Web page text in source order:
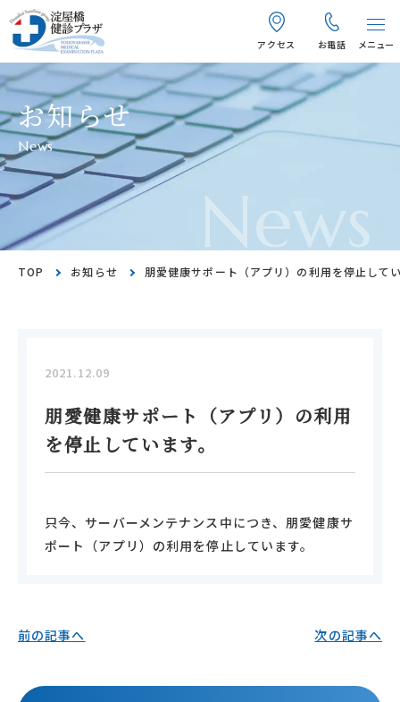
アクセス お電話 メニュー
お知らせ
News
News
TOP お知らせ 朋愛健康サポート（アプリ）の利用を停止して
2021.12.09
朋愛健康サポート（アプリ）の利用
を停止しています。
只今、サーバーメンテナンス中につき、朋愛健康サ
ポート（アプリ）の利用を停止しています。
前の記事へ 次の記事へ